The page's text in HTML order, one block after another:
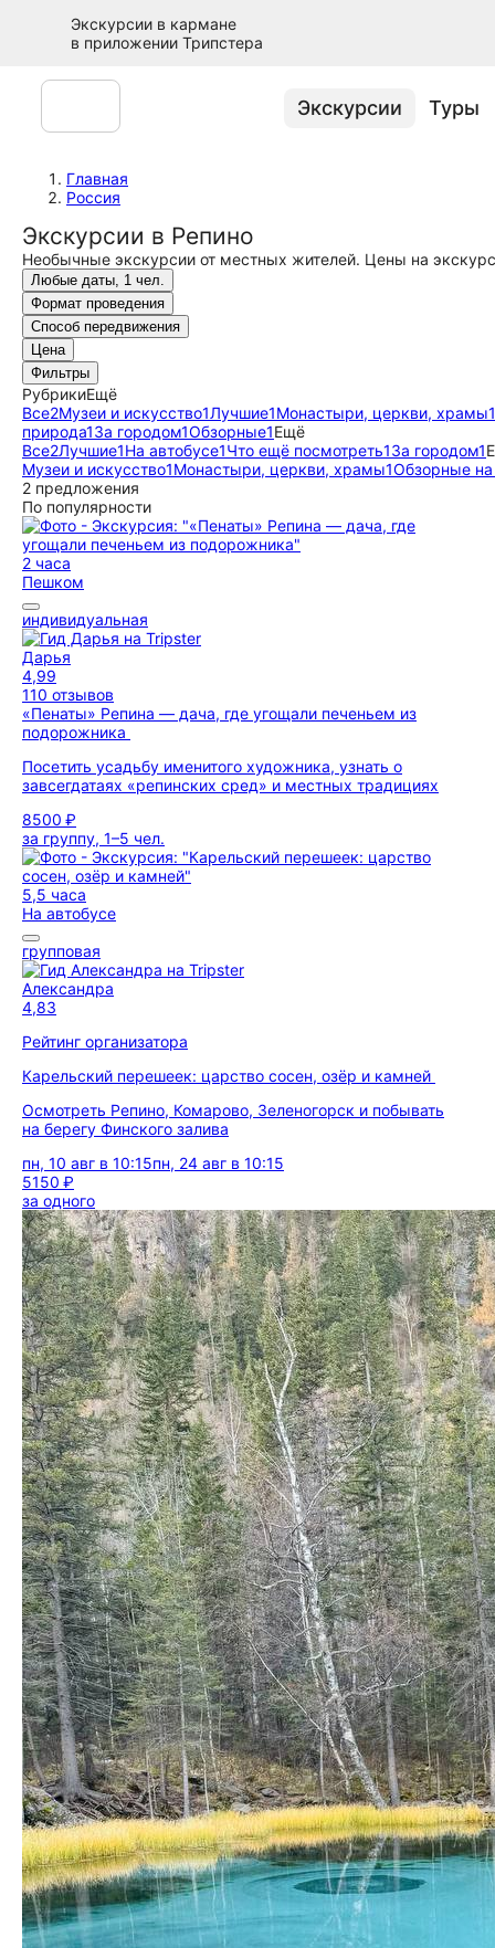
Экскурсии в кармане
в приложении Трипстера
Экскурсии Туры
Главная
Россия
Экскурсии в Репино
Необычные экскурсии от местных жителей. Цены на
Любые даты, 1 чел.
Формат проведения
Способ передвижения
Цена
Фильтры
РубрикиЕщё
Все2Музеи и искусство1Лучшие1Монастыри, церкви, храмы1
природа1За городом1Обзорные1Ещё
Все2Лучшие1На автобусе1Что ещё посмотреть1За городом1
Музеи и искусство1Монастыри, церкви, храмы1Обзорные на
2 предложения
По популярности
2 часа
Пешком
индивидуальная
Дарья
4,99
110 отзывов
«Пенаты» Репина — дача, где угощали печеньем из
подорожника
Посетить усадьбу именитого художника, узнать о
завсегдатаях «репинских сред» и местных традициях
8500 ₽
за группу, 1–5 чел.
5,5 часа
На автобусе
групповая
Александра
4,83
Рейтинг организатора
Карельский перешеек: царство сосен, озёр и камней
Осмотреть Репино, Комарово, Зеленогорск и побывать
на берегу Финского залива
пн, 10 авг в 10:15пн, 24 авг в 10:15
5150 ₽
за одного